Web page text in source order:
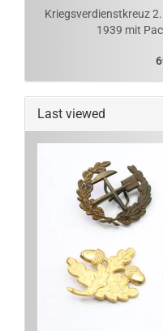
Kriegsverdienstkreuz
1939 mit
Last viewed